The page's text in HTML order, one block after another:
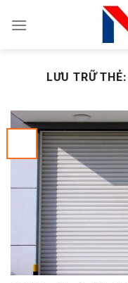
đến
LƯU TRỮ